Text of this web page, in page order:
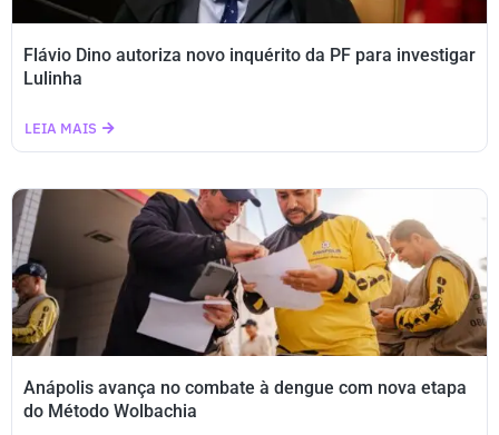
Flávio Dino autoriza novo inquérito da PF para investigar
Lulinha
LEIA MAIS
Anápolis avança no combate à dengue com nova etapa
do Método Wolbachia